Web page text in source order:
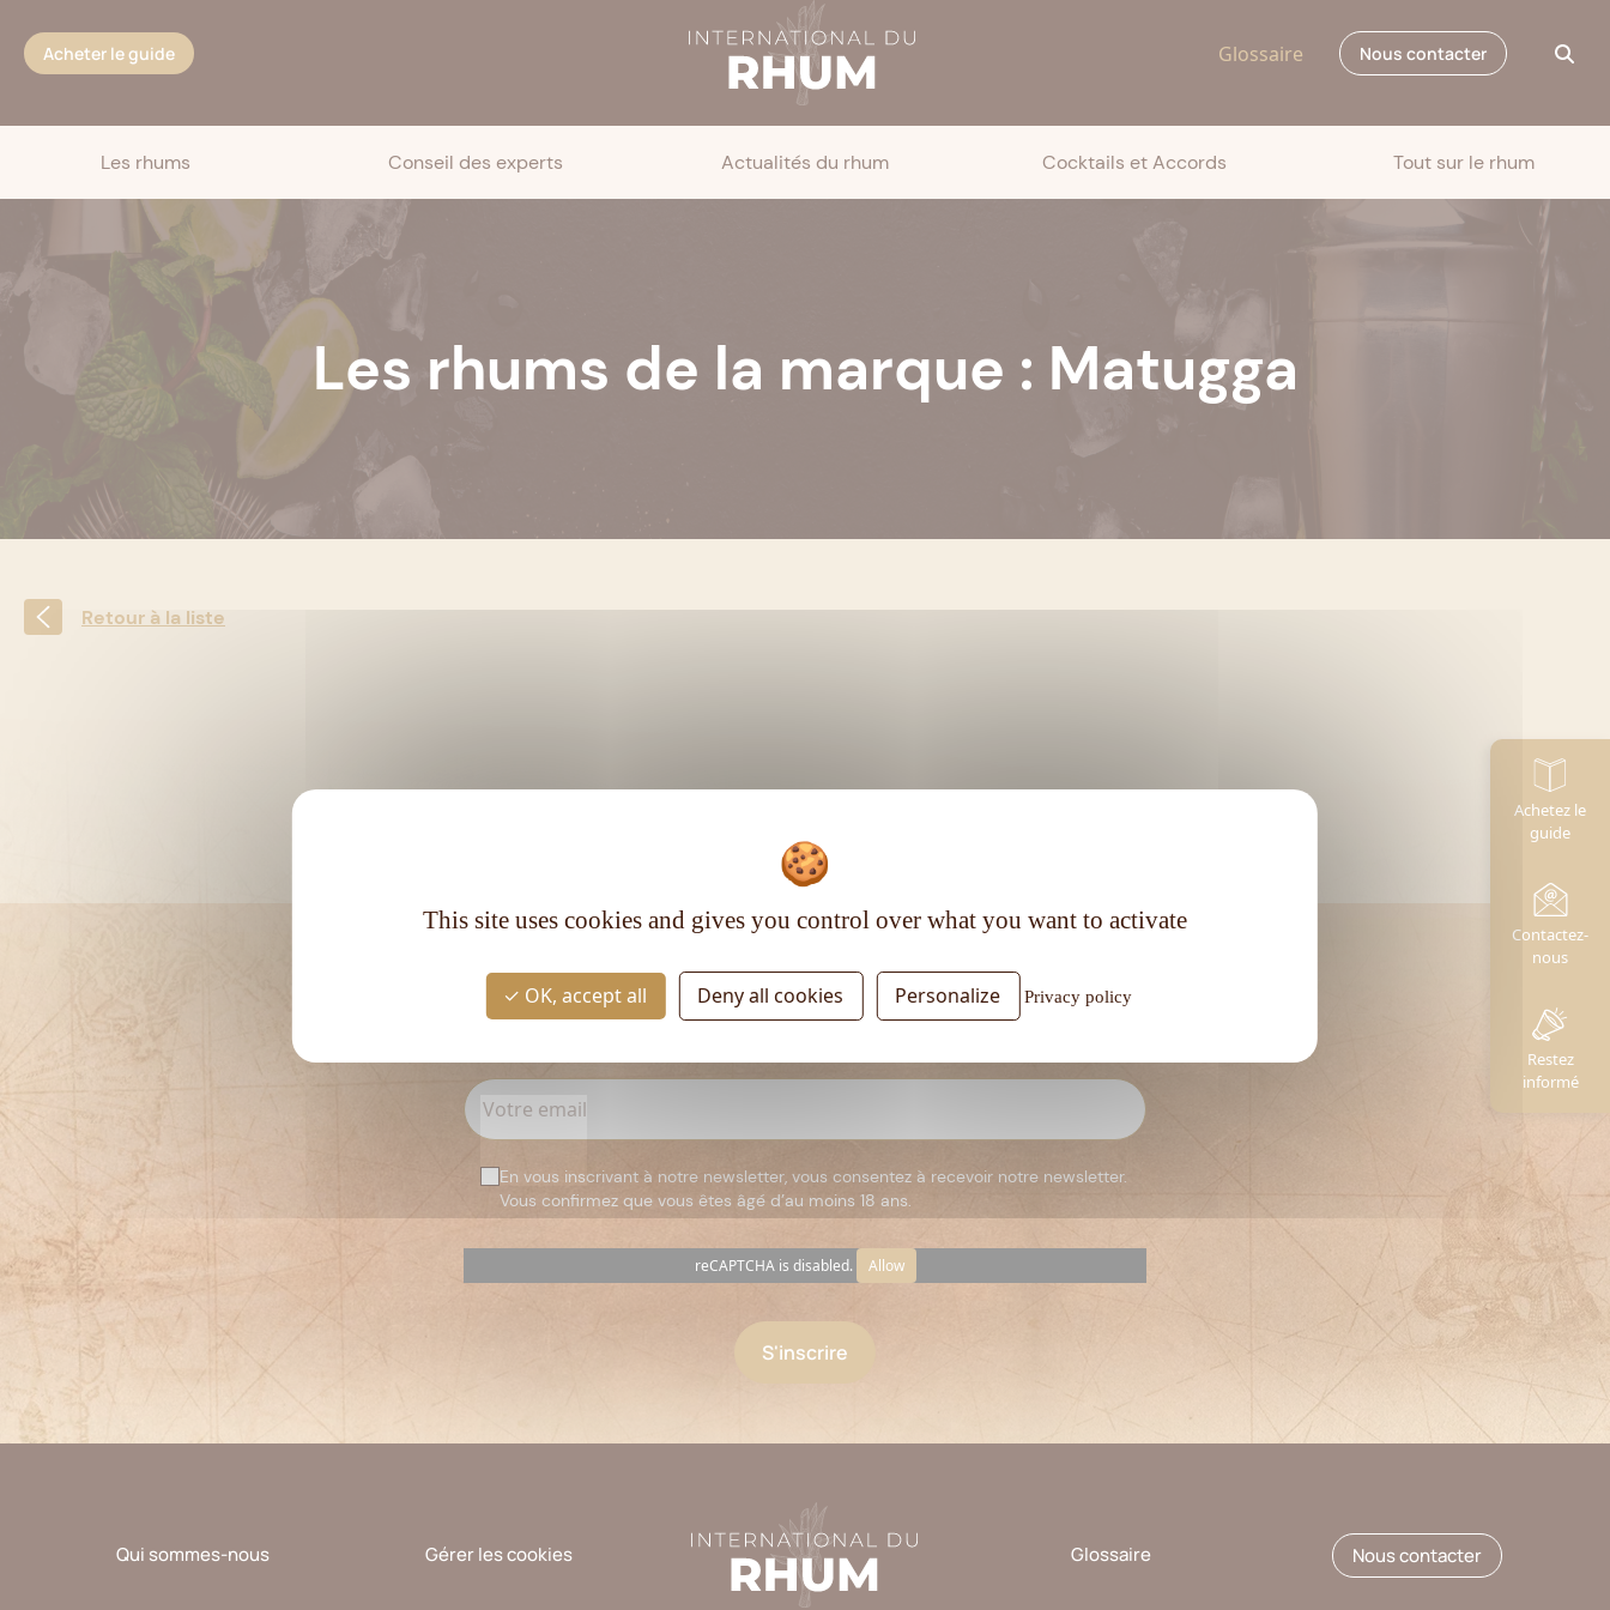
Acheter le guide Glossaire Nous contacter
Les rhums Conseil des experts Actualités du rhum Cocktails et Accords Tout sur le rhum
Les rhums de la marque : Matugga
Retour à la liste
Inscrivez-vous à la newsletter
En vous inscrivant à notre newsletter, vous consentez à recevoir notre newsletter.
Vous confirmez que vous êtes âgé d’au moins 18 ans.
reCAPTCHA is disabled. Allow
Qui sommes-nous Gérer les cookies Glossaire Nous contacter
Achetez le
guide
Contactez-
nous
Restez
informé
This site uses cookies and gives you control over what you want to activate
OK, accept all Deny all cookies Personalize Privacy policy